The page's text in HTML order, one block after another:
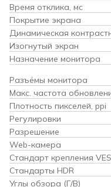
Время отклика, мс
Покрытие экрана
Динамическая
Изогнутый экран
Назначение монитора
Разъёмы монитора
Макс. частота
Плотность пикселей, ppi
Регулировки
Разрешение
Web-камера
Стандарт крепления
Cтандарты HDR
Углы обзора (Г/В)